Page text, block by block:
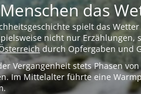
das
spielt das
nicht nur Erzählungen,
durch Opfergaben und
Vergangenheit stets Phasen
Im Mittelalter führte eine